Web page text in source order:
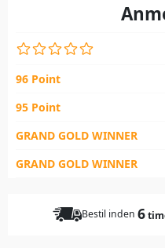
96 Point
95 Point
GRAND GOLD WINNER
GRAND GOLD WINNER
Bestil inden 6